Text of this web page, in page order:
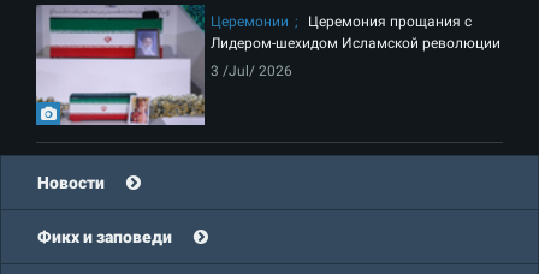
Церемонии
Церемония прощания с
Лидером-шехидом Исламской революции
3 /Jul/ 2026
Новости
Фикх и заповеди